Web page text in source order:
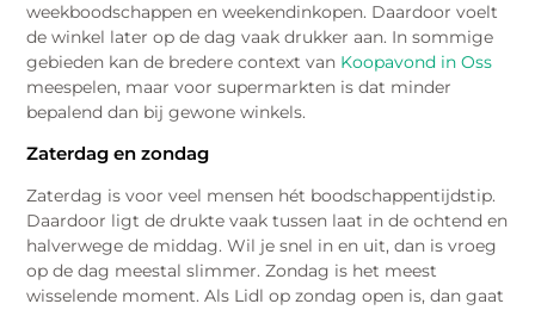
weekboodschappen en weekendinkopen. Daardoor voelt
de winkel later op de dag vaak drukker aan. In sommige
gebieden kan de bredere context van Koopavond in Oss
meespelen, maar voor supermarkten is dat minder
bepalend dan bij gewone winkels.
Zaterdag en zondag
Zaterdag is voor veel mensen hét boodschappentijdstip.
Daardoor ligt de drukte vaak tussen laat in de ochtend en
halverwege de middag. Wil je snel in en uit, dan is vroeg
op de dag meestal slimmer. Zondag is het meest
wisselende moment. Als Lidl op zondag open is, dan gaat